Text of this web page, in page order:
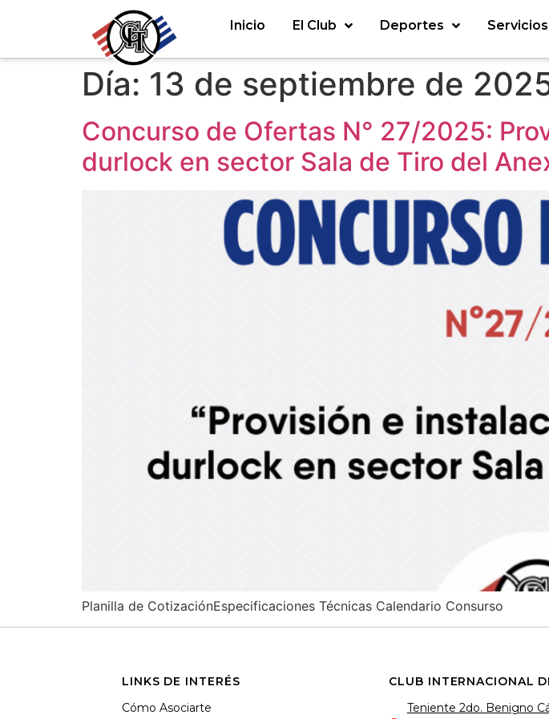
Inicio El Club Deportes Servicios
Día: 13 de septiembre de
Concurso de Ofertas N° 27/2025:
durlock en sector Sala de Tiro del
Planilla de CotizaciónEspecificaciones Técnicas Calendario Consurso
LINKS DE INTERÉS
Cómo Asociarte
CLUB INTERNACIONAL
Teniente 2do. Benigno